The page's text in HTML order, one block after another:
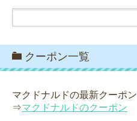
クーポン一覧
マクドナルドの最新クーポン
⇒マクドナルドのクーポン